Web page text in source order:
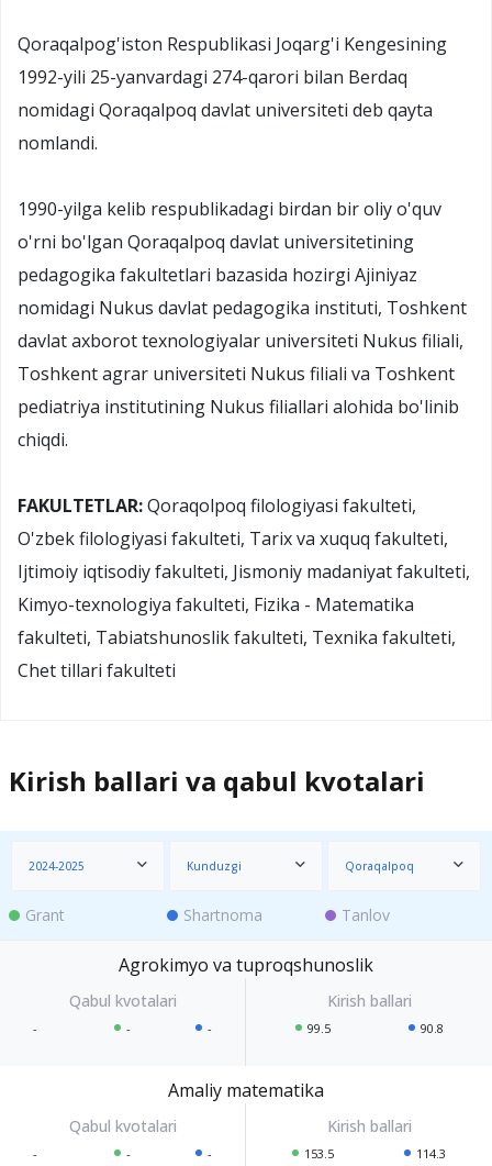
Qoraqalpog'iston Respublikasi Joqarg'i Kengesining
1992-yili 25-yanvardagi 274-qarori bilan Berdaq
nomidagi Qoraqalpoq davlat universiteti deb qayta
nomlandi.
1990-yilga kelib respublikadagi birdan bir oliy o'quv
o'rni bo'lgan Qoraqalpoq davlat universitetining
pedagogika fakultetlari bazasida hozirgi Ajiniyaz
nomidagi Nukus davlat pedagogika instituti, Toshkent
davlat axborot texnologiyalar universiteti Nukus filiali,
Toshkent agrar universiteti Nukus filiali va Toshkent
pediatriya institutining Nukus filiallari alohida bo'linib
chiqdi.
FAKULTETLAR:Qoraqolpoq filologiyasi fakulteti,
O'zbek filologiyasi fakulteti, Tarix va xuquq fakulteti,
Ijtimoiy iqtisodiy fakulteti, Jismoniy madaniyat fakulteti,
Kimyo-texnologiya fakulteti, Fizika - Matematika
fakulteti, Tabiatshunoslik fakulteti, Texnika fakulteti,
Chet tillari fakulteti
Kirish ballari va qabul kvotalari
2024-2025 Kunduzgi Qoraqalpoq
Grant Shartnoma Tanlov
Agrokimyo va tuproqshunoslik
- - - 99.5 90.8
Amaliy matematika
- - - 153.5 114.3